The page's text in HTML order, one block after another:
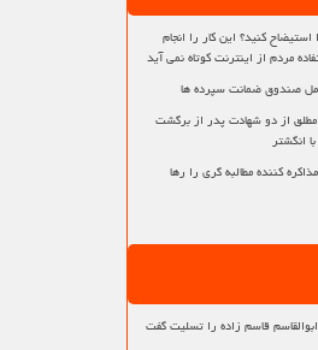
کنید؟ این کار را انجام
مردم از اینترنت کوتاه نمی آید
صندوق ضمانت سپرده ها
از دو شهادت پدر از برگشت
انگشتر
کننده مطالبه گری را رها
قاسم زاده را تسلیت گفت